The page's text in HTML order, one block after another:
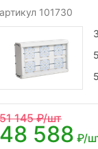
артикул 101730
51 145₽/шт
48 588 ₽/